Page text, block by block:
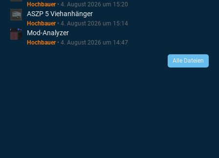
Hochbauer 4. August 2026 um 15:20
ASZP 5 Viehanhänger
Hochbauer 4. August 2026 um 15:14
Mod-Analyzer
Hochbauer 4. August 2026 um 14:47
Alle Dateien